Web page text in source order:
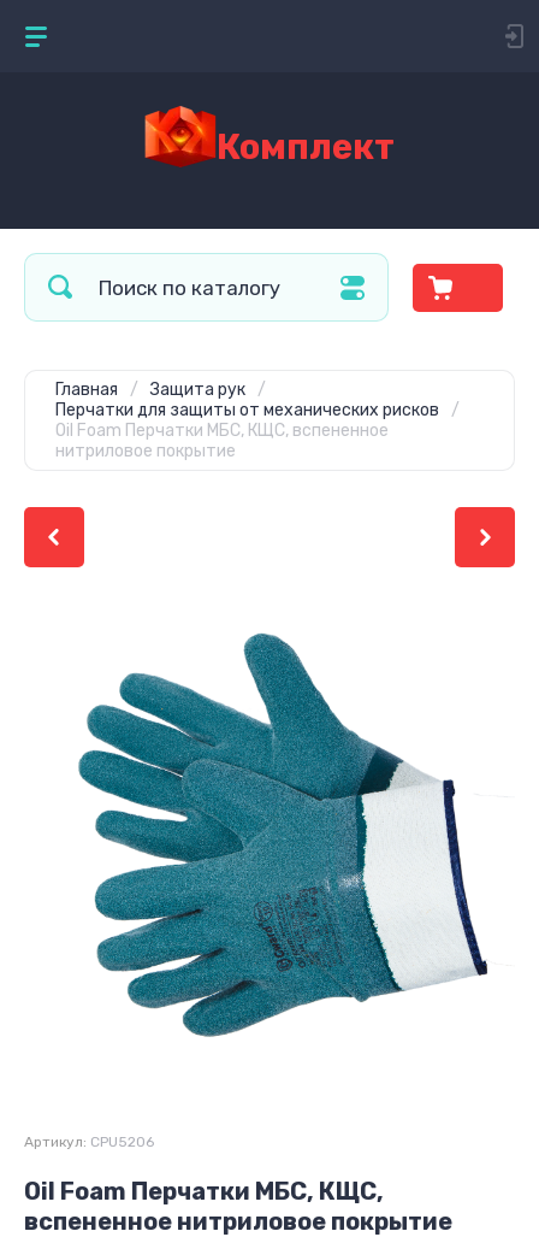
Комплект
Главная / Защита рук
/
Перчатки для защиты от механических рисков
/
Oil Foam Перчатки МБС, КЩС, вспененное
нитриловое покрытие
Артикул: CPU5206
Oil Foam Перчатки МБС, КЩС,
вспененное нитриловое покрытие